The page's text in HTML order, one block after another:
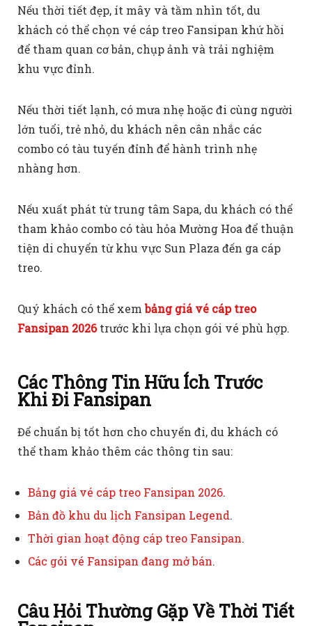
Nếu thời tiết đẹp, ít mây và tầm nhìn tốt, du
khách có thể chọn vé cáp treo Fansipan khứ hồi
để tham quan cơ bản, chụp ảnh và trải nghiệm
khu vực đỉnh.
Nếu thời tiết lạnh, có mưa nhẹ hoặc đi cùng người
lớn tuổi, trẻ nhỏ, du khách nên cân nhắc các
combo có tàu tuyến đỉnh để hành trình nhẹ
nhàng hơn.
Nếu xuất phát từ trung tâm Sapa, du khách có thể
tham khảo combo có tàu hỏa Mường Hoa để thuận
tiện di chuyển từ khu vực Sun Plaza đến ga cáp
treo.
Quý khách có thể xembảng giá vé cáp treo
Fansipan 2026trước khi lựa chọn gói vé phù hợp.
Các Thông Tin Hữu Ích Trước
Khi Đi Fansipan
Để chuẩn bị tốt hơn cho chuyến đi, du khách có
thể tham khảo thêm các thông tin sau:
Bảng giá vé cáp treo Fansipan 2026.
Bản đồ khu du lịch Fansipan Legend.
Thời gian hoạt động cáp treo Fansipan.
Các gói vé Fansipan đang mở bán.
Câu Hỏi Thường Gặp Về Thời Tiết